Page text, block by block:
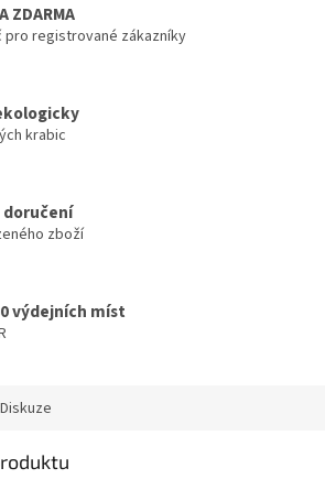
ZDARMA
pro registrované zákazníky
krabic
doručení
zboží
výdejních míst
Diskuze